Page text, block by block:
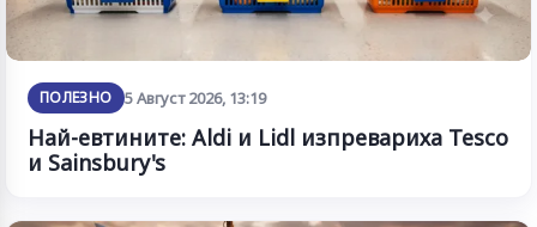
ПОЛЕЗНО 5 Август 2026, 13:19
Най-евтините: Aldi и Lidl изпревариха Tesco
и Sainsbury's